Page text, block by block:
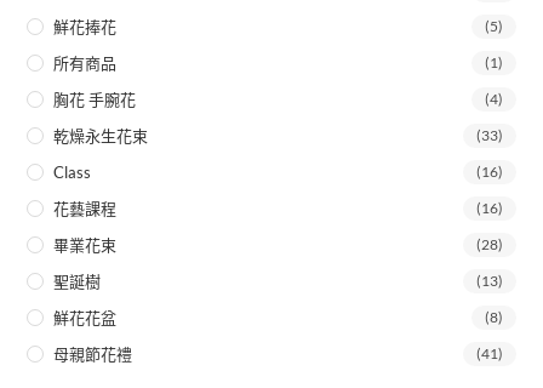
鮮花捧花 (5)
所有商品 (1)
胸花 手腕花 (4)
乾燥永生花束 (33)
Class (16)
花藝課程 (16)
畢業花束 (28)
聖誕樹 (13)
鮮花花盆 (8)
母親節花禮 (41)